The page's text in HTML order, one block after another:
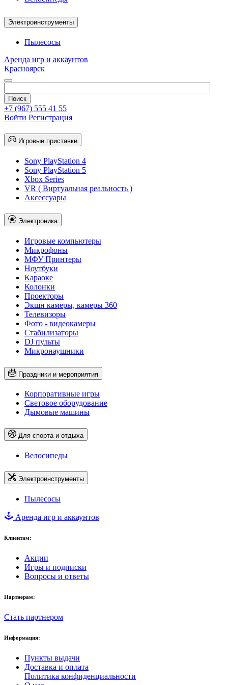
Электроинструменты
Пылесосы
Аренда игр и аккаунтов
Красноярск
+7 (967) 555 41 55
Войти Регистрация
Игровые приставки
Sony PlayStation 4
Sony PlayStation 5
Xbox Series
VR ( Виртуальная реальность )
Аксессуары
Электроника
Игровые компьютеры
Микрофоны
МФУ Принтеры
Ноутбуки
Караоке
Колонки
Проекторы
Экшн камеры, камеры 360
Телевизоры
Фото - видеокамеры
Стабилизаторы
DJ пульты
Микронаушники
Праздники и мероприятия
Корпоративные игры
Световое оборудование
Дымовые машины
Для спорта и отдыха
Велосипеды
Электроинструменты
Пылесосы
Аренда игр и аккаунтов
Клиентам:
Акции
Игры и подписки
Вопросы и ответы
Партнерам:
Стать партнером
Информация:
Пункты выдачи
Доставка и оплата
Политика конфиденциальности